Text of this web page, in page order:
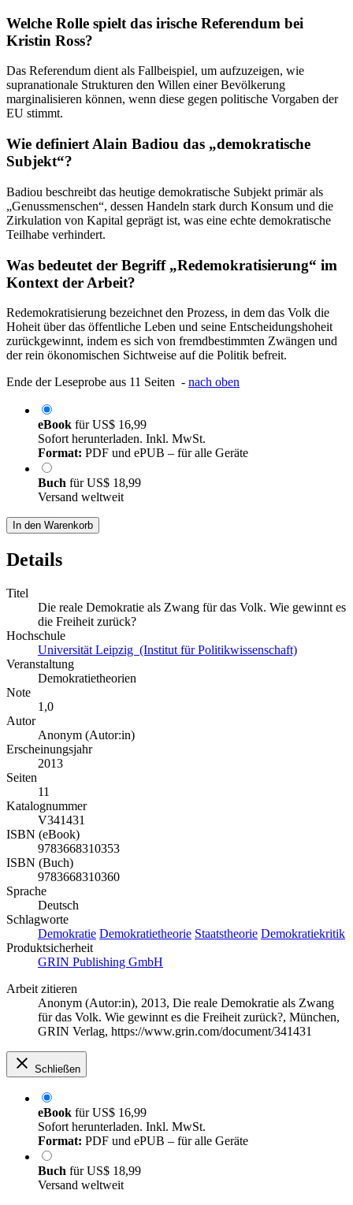
Welche Rolle spielt das irische Referendum bei
Kristin Ross?
Das Referendum dient als Fallbeispiel, um aufzuzeigen, wie
supranationale Strukturen den Willen einer Bevölkerung
marginalisieren können, wenn diese gegen politische Vorgaben der
EU stimmt.
Wie definiert Alain Badiou das „demokratische
Subjekt“?
Badiou beschreibt das heutige demokratische Subjekt primär als
„Genussmenschen“, dessen Handeln stark durch Konsum und die
Zirkulation von Kapital geprägt ist, was eine echte demokratische
Teilhabe verhindert.
Was bedeutet der Begriff „Redemokratisierung“ im
Kontext der Arbeit?
Redemokratisierung bezeichnet den Prozess, in dem das Volk die
Hoheit über das öffentliche Leben und seine Entscheidungshoheit
zurückgewinnt, indem es sich von fremdbestimmten Zwängen und
der rein ökonomischen Sichtweise auf die Politik befreit.
Ende der Leseprobe aus 11 Seiten - nach oben
eBook fürUS$ 16,99
Sofort herunterladen. Inkl. MwSt.
Format: PDF und ePUB – für alle Geräte
Buch fürUS$ 18,99
Versand weltweit
In den Warenkorb
Details
Titel
Die reale Demokratie als Zwang für das Volk. Wie gewinnt es
die Freiheit zurück?
Hochschule
Universität Leipzig (Institut für Politikwissenschaft)
Veranstaltung
Demokratietheorien
Note
1,0
Autor
Anonym (Autor:in)
Erscheinungsjahr
2013
Seiten
11
Katalognummer
V341431
ISBN (eBook)
9783668310353
ISBN (Buch)
9783668310360
Sprache
Deutsch
Schlagworte
Demokratie Demokratietheorie Staatstheorie Demokratiekritik
Produktsicherheit
GRIN Publishing GmbH
Arbeit zitieren
Anonym (Autor:in), 2013, Die reale Demokratie als Zwang
für das Volk. Wie gewinnt es die Freiheit zurück?, München,
GRIN Verlag, https://www.grin.com/document/341431
Schließen
eBook fürUS$ 16,99
Sofort herunterladen. Inkl. MwSt.
Format: PDF und ePUB – für alle Geräte
Buch fürUS$ 18,99
Versand weltweit